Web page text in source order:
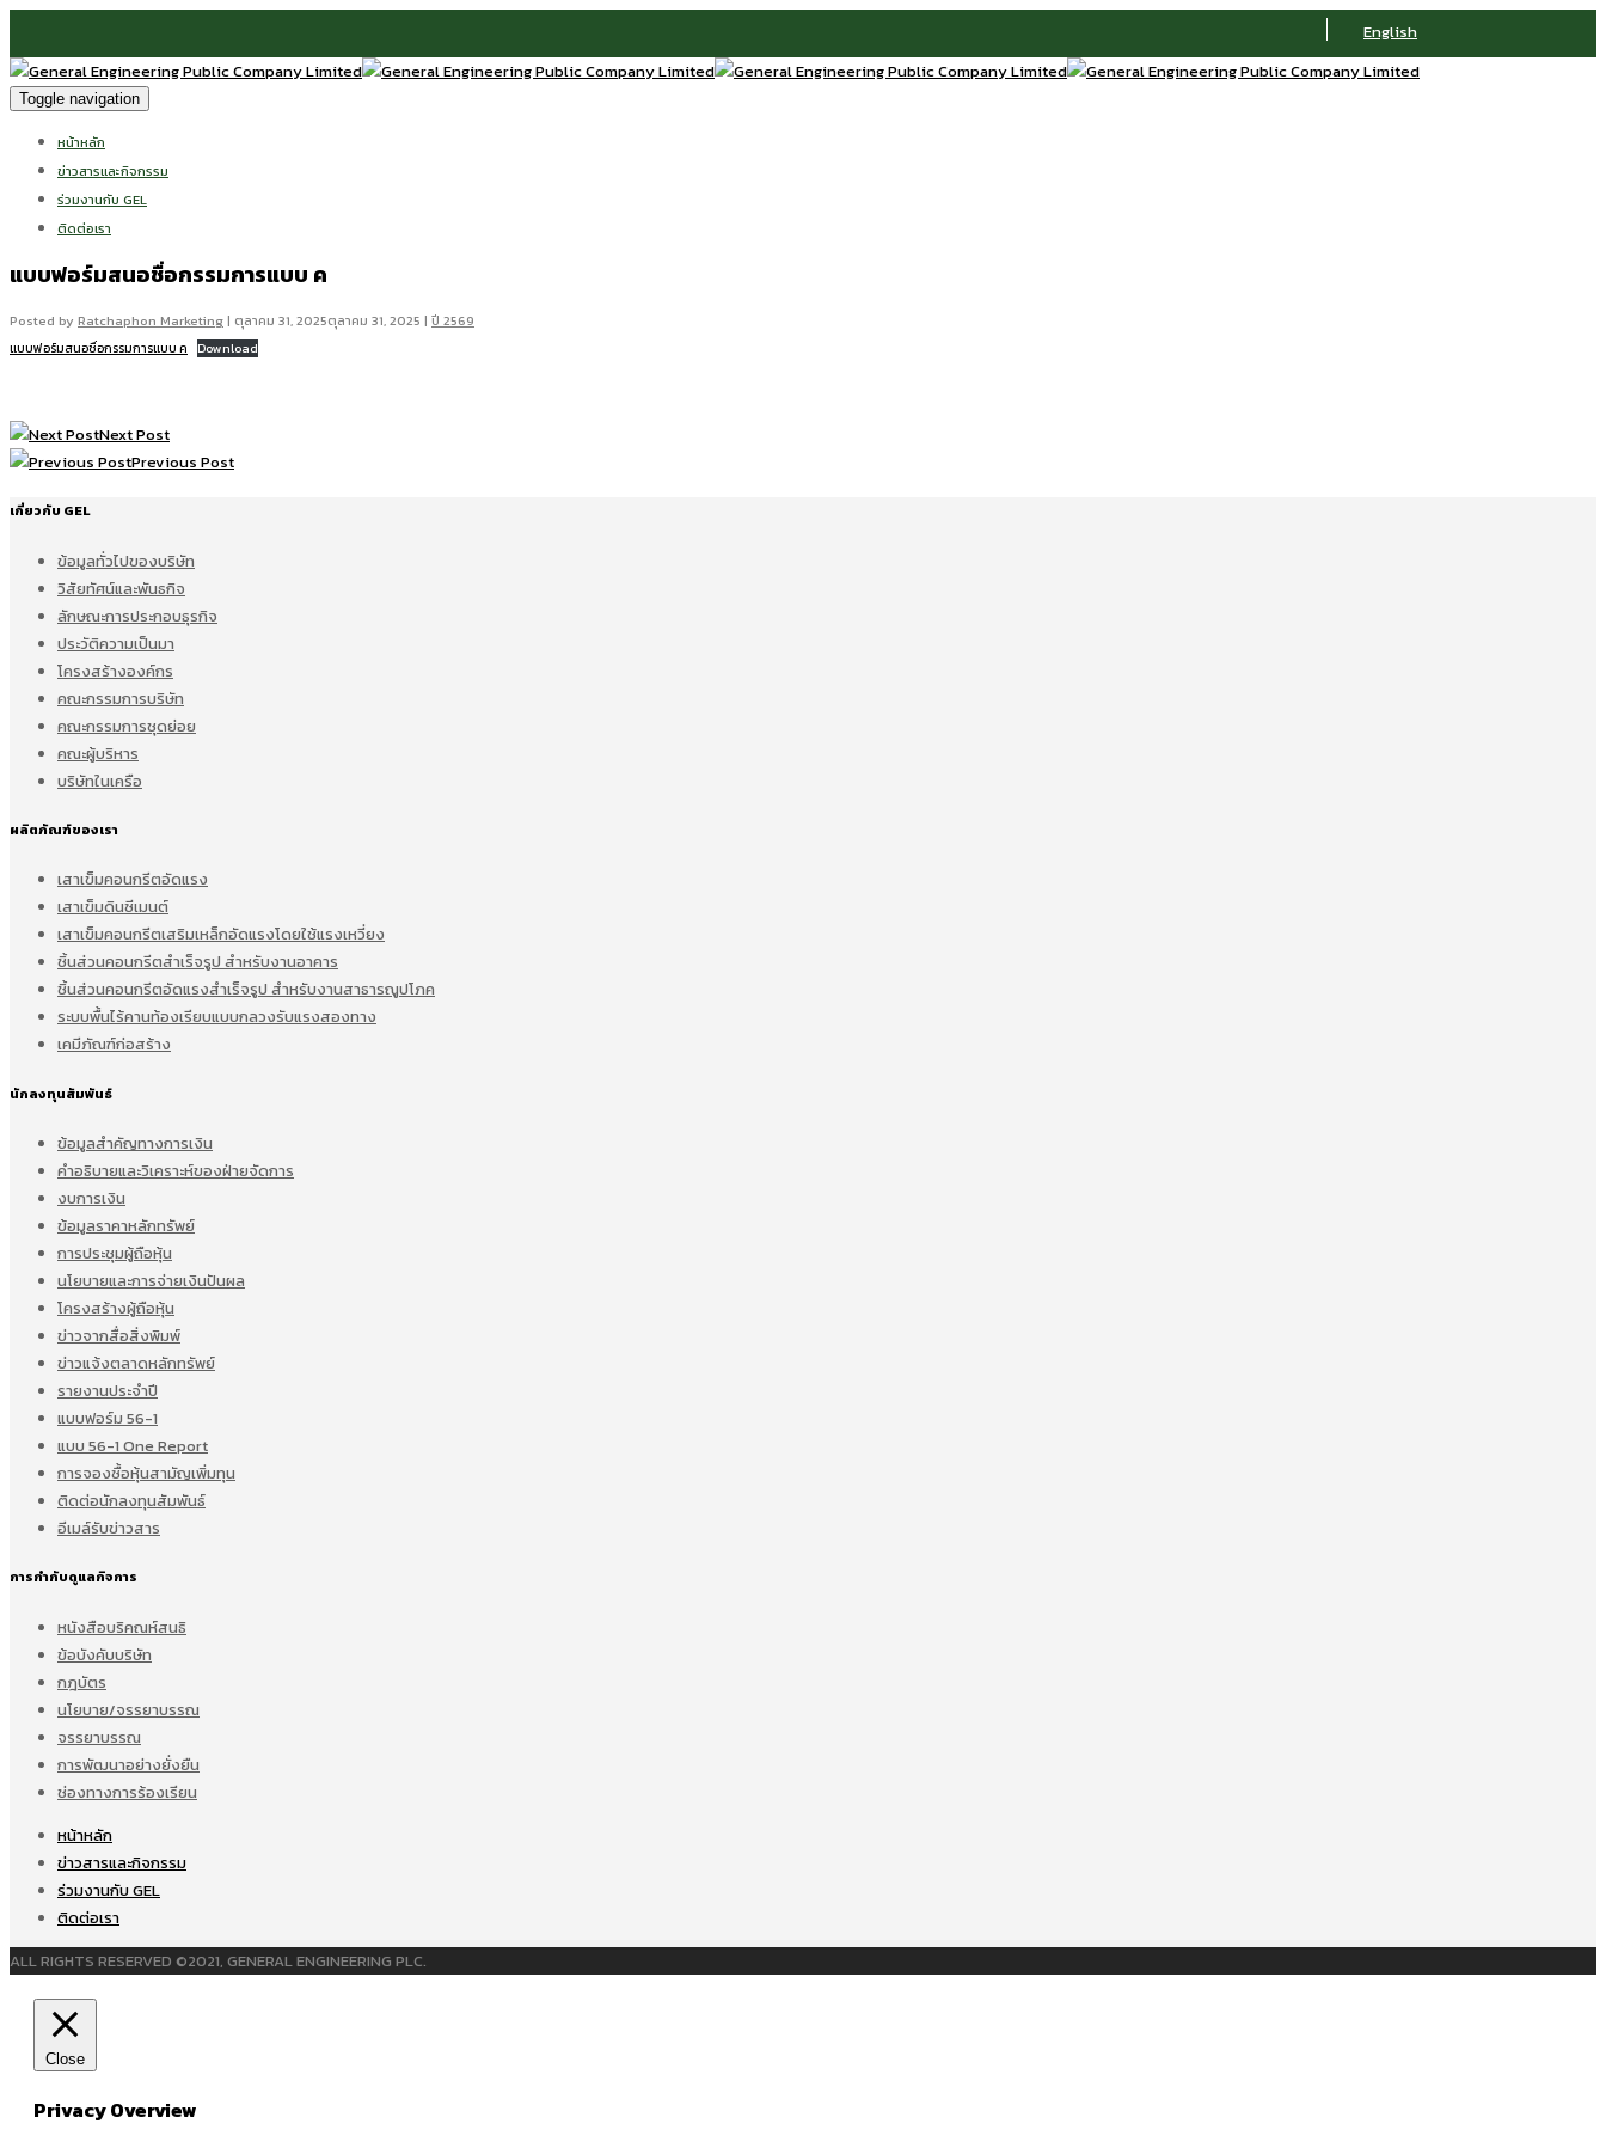
English
Toggle navigation
หน้าหลัก
ข่าวสารและกิจกรรม
ร่วมงานกับ GEL
ติดต่อเรา
แบบฟอร์มสนอชื่อกรรมการแบบ ค
Posted by Ratchaphon Marketing| ตุลาคม 31, 2025ตุลาคม 31, 2025 | ปี 2569
แบบฟอร์มสนอชื่อกรรมการแบบ ค Download
Next Post
Previous Post
เกี่ยวกับ GEL
ข้อมูลทั่วไปของบริษัท
วิสัยทัศน์และพันธกิจ
ลักษณะการประกอบธุรกิจ
ประวัติความเป็นมา
โครงสร้างองค์กร
คณะกรรมการบริษัท
คณะกรรมการชุดย่อย
คณะผู้บริหาร
บริษัทในเครือ
ผลิตภัณฑ์ของเรา
เสาเข็มคอนกรีตอัดแรง
เสาเข็มดินซีเมนต์
เสาเข็มคอนกรีตเสริมเหล็กอัดแรงโดยใช้แรงเหวี่ยง
ชิ้นส่วนคอนกรีตสำเร็จรูป สำหรับงานอาคาร
ชิ้นส่วนคอนกรีตอัดแรงสำเร็จรูป สำหรับงานสาธารณูปโภค
ระบบพื้นไร้คานท้องเรียบแบบกลวงรับแรงสองทาง
เคมีภัณฑ์ก่อสร้าง
นักลงทุนสัมพันธ์
ข้อมูลสำคัญทางการเงิน
คำอธิบายและวิเคราะห์ของฝ่ายจัดการ
งบการเงิน
ข้อมูลราคาหลักทรัพย์
การประชุมผู้ถือหุ้น
นโยบายและการจ่ายเงินปันผล
โครงสร้างผู้ถือหุ้น
ข่าวจากสื่อสิ่งพิมพ์
ข่าวแจ้งตลาดหลักทรัพย์
รายงานประจำปี
แบบฟอร์ม 56-1
แบบ 56-1 One Report
การจองซื้อหุ้นสามัญเพิ่มทุน
ติดต่อนักลงทุนสัมพันธ์
อีเมล์รับข่าวสาร
การกำกับดูแลกิจการ
หนังสือบริคณห์สนธิ
ข้อบังคับบริษัท
กฎบัตร
นโยบาย/จรรยาบรรณ
จรรยาบรรณ
การพัฒนาอย่างยั่งยืน
ช่องทางการร้องเรียน
หน้าหลัก
ข่าวสารและกิจกรรม
ร่วมงานกับ GEL
ติดต่อเรา
ALL RIGHTS RESERVED ©2021, GENERAL ENGINEERING PLC.
Close
Privacy Overview